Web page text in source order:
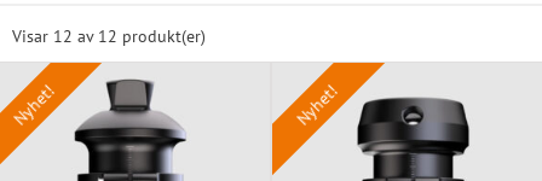
Visar 12 av 12 produkt(er)
Nyhet! Nyhet!